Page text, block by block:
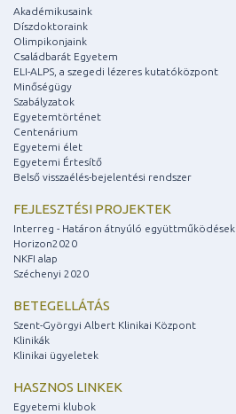
Akadémikusaink
Díszdoktoraink
Olimpikonjaink
Családbarát Egyetem
ELI-ALPS, a szegedi lézeres kutatóközpont
Minőségügy
Szabályzatok
Egyetemtörténet
Centenárium
Egyetemi élet
Egyetemi Értesítő
Belső visszaélés-bejelentési rendszer
FEJLESZTÉSI PROJEKTEK
Interreg - Határon átnyúló együttműködések
Horizon2020
NKFI alap
Széchenyi 2020
BETEGELLÁTÁS
Szent-Györgyi Albert Klinikai Központ
Klinikák
Klinikai ügyeletek
HASZNOS LINKEK
Egyetemi klubok